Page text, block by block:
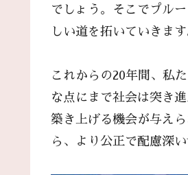
でしょう。そこでプル
しい道を拓いていきます
これからの20年間、私
な点にまで社会は突き
築き上げる機会が与え
ら、より公正で配慮深